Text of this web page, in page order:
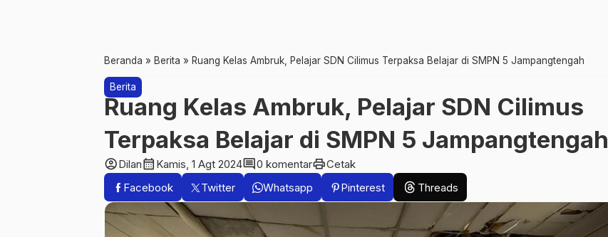
Beranda » Berita » Ruang Kelas Ambruk, Pelajar SDN Cilimus Terpaksa Belajar di SMPN 5 Jampangtengah
Berita
Ruang Kelas Ambruk, Pelajar SDN Cilimus
Terpaksa Belajar di SMPN 5 Jampangtengah
account_circleDilancalendar_month Kamis, 1 Agt 2024comment0 komentarprintCetak
Facebook
Twitter Whatsapp Pinterest Threads